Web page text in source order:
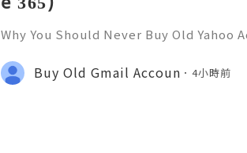
Why You Should Never Buy Old Yahoo
onal communication, business
ccount recovery. Because of
Buy Old Gmail Accoun 4小時前